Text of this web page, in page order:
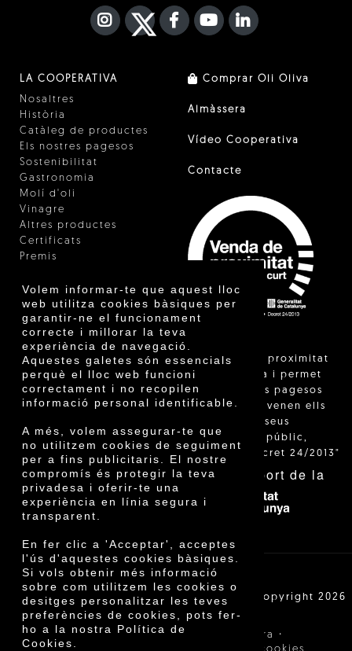
Volem informar-te que aquest lloc
web utilitza cookies bàsiques per
garantir-ne el funcionament
correcte i millorar la teva
experiència de navegació.
Aquestes galetes són essencials
perquè el lloc web funcioni
correctament i no recopilen
informació personal identificable.
A més, volem assegurar-te que
no utilitzem cookies de seguiment
per a fins publicitaris. El nostre
compromís és protegir la teva
privadesa i oferir-te una
experiència en línia segura i
transparent.
En fer clic a 'Acceptar', acceptes
l'ús d'aquestes cookies bàsiques.
Si vols obtenir més informació
sobre com utilitzem les cookies o
desitges personalitzar les teves
preferències de cookies, pots fer-
ho a la nostra Política de
Cookies.
INSTAGRAM
TWITTER
FACEBOOK F
YOUTUBEFA LINKEDIN
LA COOPERATIVA
Nosaltres
Història
Catàleg de productes
Els nostres pagesos
Sostenibilitat
Gastronomia
Molí d'oli
Vinagre
Altres productes
Certificats
Premis
Comprar Oli Oliva
Almàssera
Vídeo Cooperativa
Contacte
"La venda de proximitat
està regulada i permet
identificar els pagesos
catalans que venen ells
mateixos els seus
productes al públic,
segons el Decret 24/2013"
Amb el suport de la
Cooperativa Agrícola de Cambrils SCCL | Copyright 2026
Avís legal · Condicions de compra ·